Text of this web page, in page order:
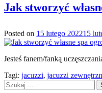
Jak stworzyć
Posted on 15 lutego 202215
Jesteś fanem/fanką
Tagi: jacuzzi, jacuzzi
Szukaj: